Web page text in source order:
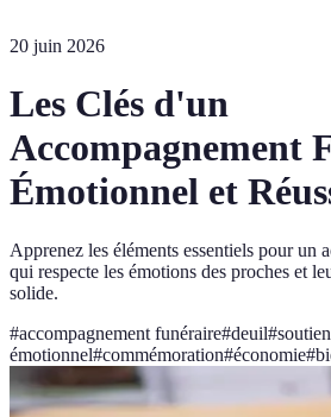
20 juin 2026
Les Clés d'un
Accompagnement
Émotionnel et
Apprenez les éléments essentiels pour un
qui respecte les émotions des proches et
solide.
#accompagnement funéraire#deuil#soutien
émotionnel#commémoration#économie#